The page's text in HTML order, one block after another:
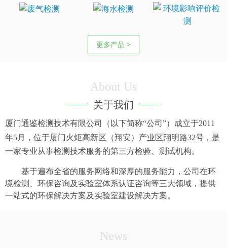
更多产品 >
About Us
关于我们
厦门通鉴检测技术有限公司（以下简称“公司”）成立于2011
年5月，位于厦门火炬高新区（翔安）产业区翔明路32号，是
一家专业从事检测技术服务的第三方检验、测试机构。
基于遍布全省的服务网络和深厚的服务能力，公司在环
境检测、环保咨询及实验室体系认证咨询等三大领域，提供
一站式的环保解决方案及实验室建设解决方案。
News